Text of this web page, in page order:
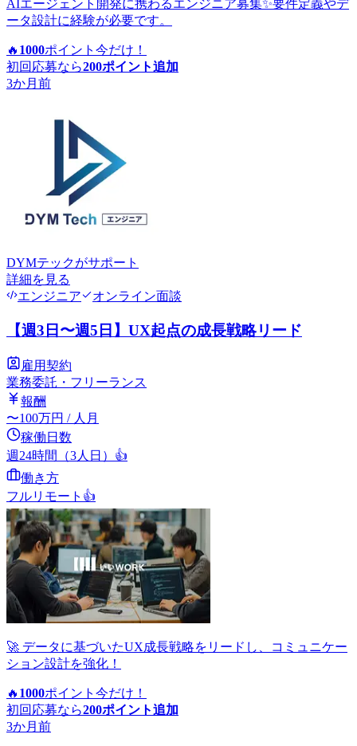
AIエージェント開発に携わるエンジニア募集✨要件定義やデ
ータ設計に経験が必要です。
🔥 1000ポイント 今だけ！
初回応募なら200ポイント追加
3か月前
DYMテックがサポート
詳細を見る
エンジニア
オンライン面談
【週3日〜週5日】UX起点の成長戦略リード
雇用契約
業務委託・フリーランス
報酬
〜100万円 / 人月
稼働日数
週24時間（3人日） 👍
働き方
フルリモート 👍
🚀 データに基づいたUX成長戦略をリードし、コミュニケー
ション設計を強化！
🔥 1000ポイント 今だけ！
初回応募なら200ポイント追加
3か月前